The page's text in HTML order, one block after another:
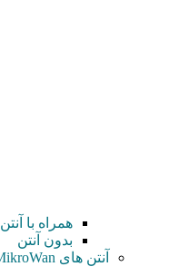
همراه با آنتن
بدون آنتن
آنتن های MikroWan